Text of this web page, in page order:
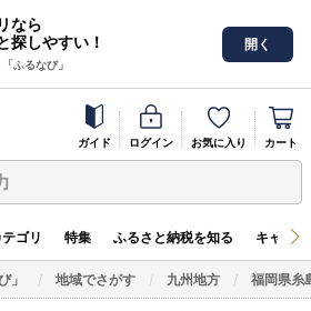
なら
探しやすい！
ふるなび」
開く
ガイド ログイン お気に入り カート
ゴリ 特集 ふるさと納税を知る キャン
」 地域でさがす 九州地方 福岡県糸